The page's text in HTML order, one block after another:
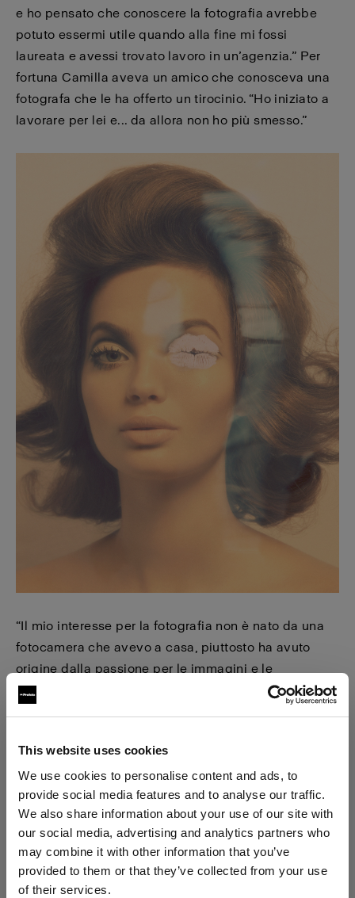
This website uses cookies
We use cookies to personalise content and ads, to
provide social media features and to analyse our traffic.
We also share information about your use of our site with
our social media, advertising and analytics partners who
may combine it with other information that you’ve
provided to them or that they’ve collected from your use
of their services.
e ho pensato che conoscere la fotografia avrebbe
potuto essermi utile quando alla fine mi fossi
laureata e avessi trovato lavoro in un’agenzia.” Per
fortuna Camilla aveva un amico che conosceva una
fotografa che le ha offerto un tirocinio. “Ho iniziato a
lavorare per lei e... da allora non ho più smesso.”
“Il mio interesse per la fotografia non è nato da una
fotocamera che avevo a casa, piuttosto ha avuto
origine dalla passione per le immagini e le
illustrazioni in generale; questo è quello che mi ha
della camera oscura, dove potevo sviluppare la
pellicola e creare da sola le mie stampe, beh, dal
quel momento la fotografia mi ha conquistato.”
In forze come assistente
Durante i primi anni della sua carriera Camilla ha